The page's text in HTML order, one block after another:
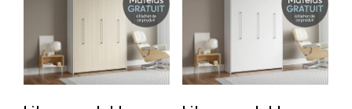
Lits ajustables électriques
Sommiers et plateformes
Lits rembourrés
Oreillers